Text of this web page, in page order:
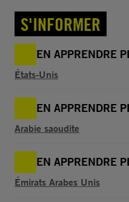
S'INFORMER
EN APPRENDRE
États-Unis
EN APPRENDRE
Arabie saoudite
EN APPRENDRE
Émirats Arabes Unis